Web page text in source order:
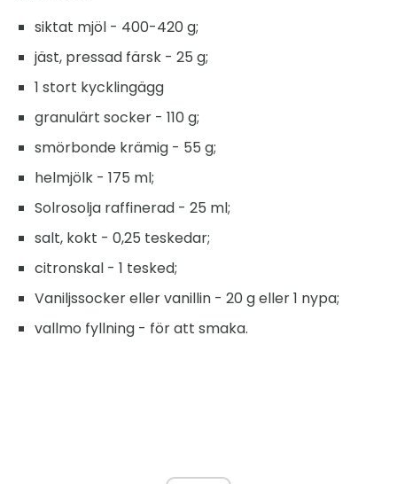
siktat mjöl - 400-420 g;
jäst, pressad färsk - 25 g;
1 stort kycklingägg
granulärt socker - 110 g;
smörbonde krämig - 55 g;
helmjölk - 175 ml;
Solrosolja raffinerad - 25 ml;
salt, kokt - 0,25 teskedar;
citronskal - 1 tesked;
Vaniljssocker eller vanillin - 20 g eller 1 nypa;
vallmo fyllning - för att smaka.